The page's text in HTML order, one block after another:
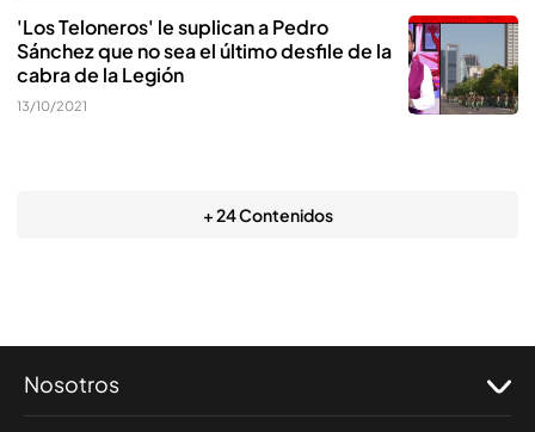
'Los Teloneros' le suplican a Pedro
Sánchez que no sea el último desfile de la
cabra de la Legión
13/10/2021
+ 24 Contenidos
Nosotros